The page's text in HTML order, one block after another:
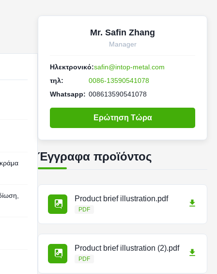
Mr. Safin Zhang
Manager
Ηλεκτρονικό:safin@intop-metal.com
τηλ:
0086-13590541078
Whatsapp: 008613590541078
Ερώτηση Τώρα
Έγγραφα προϊόντος
Product brief illustration.pdf
PDF
Product brief illustration (2).pdf
PDF